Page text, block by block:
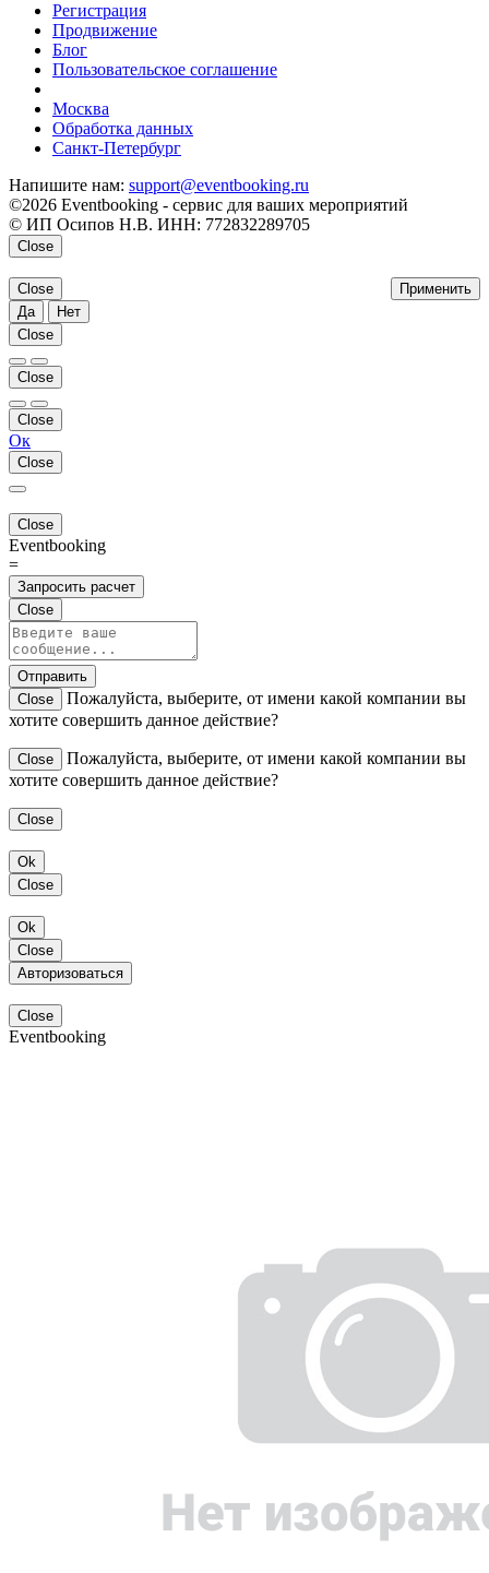
Регистрация
Продвижение
Блог
Пользовательское соглашение
Москва
Обработка данных
Санкт-Петербург
Напишите нам: support@eventbooking.ru
©2026 Eventbooking - сервис для ваших мероприятий
© ИП Осипов Н.В. ИНН: 772832289705
Close
Применить
Close
Да
Нет
Close
Close
Close
Ок
Close
Close
Eventbooking
=
Запросить расчет
Close
Отправить
Close
Пожалуйста, выберите, от имени какой компании вы
хотите совершить данное действие?
Close
Пожалуйста, выберите, от имени какой компании вы
хотите совершить данное действие?
Close
Ok
Close
Ok
Close
Авторизоваться
Close
Eventbooking